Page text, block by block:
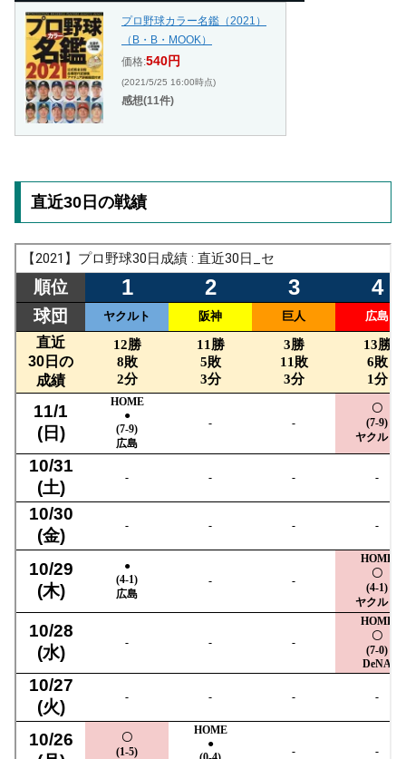
プロ野球カラー名鑑（2021）
（B・B・MOOK）
価格:540円
(2021/5/25 16:00時点)
感想(11件)
直近30日の戦績